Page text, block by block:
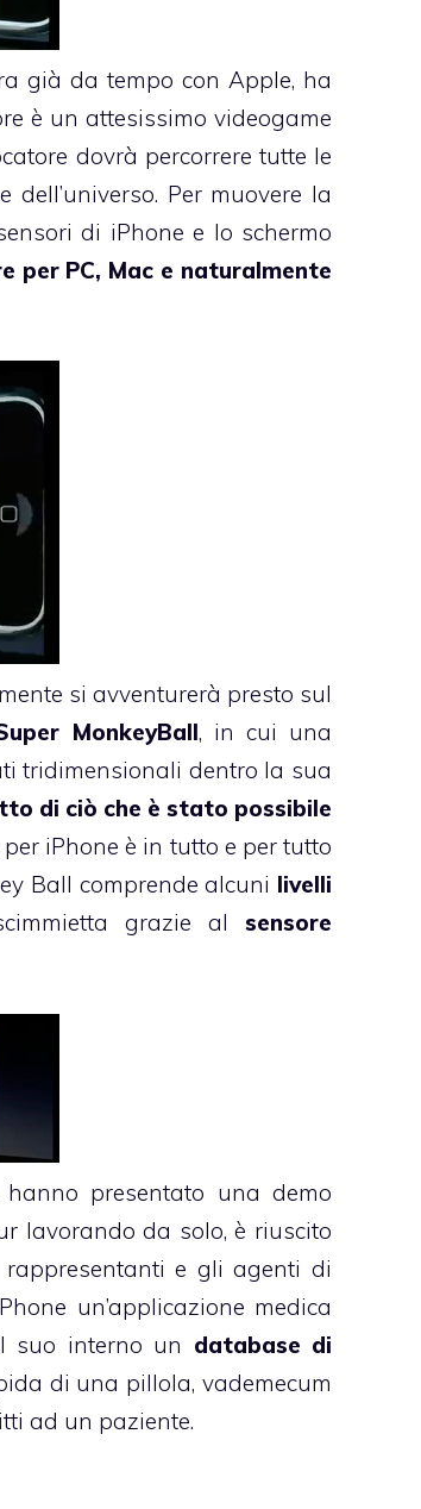
già da tempo con Apple, ha
è un attesissimo videogame
dovrà percorrere tutte le
Per muovere la
di iPhone e lo schermo
per PC, Mac e naturalmente
si avventurerà presto sul
MonkeyBall, in cui una
tridimensionali dentro la sua
di ciò che è stato possibile
iPhone è in tutto e per tutto
Ball comprende alcuni livelli
grazie alsensore
presentato una demo
lavorando da solo, è riuscito
e gli agenti di
un’applicazione medica
suo interno un database di
di una pillola, vademecum
ad un paziente.